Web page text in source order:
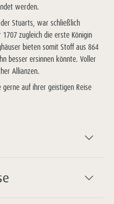
werden.
Stuarts, war schließlich
zugleich die erste Königin
bieten somit Stoff aus 864
besser ersinnen könnte. Voller
Allianzen.
gerne auf ihrer geistigen Reise